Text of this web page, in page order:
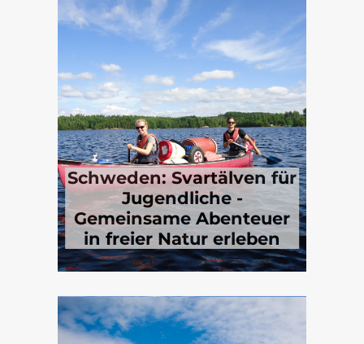
Schweden: Svartälven für
Jugendliche -
Gemeinsame Abenteuer
in freier Natur erleben